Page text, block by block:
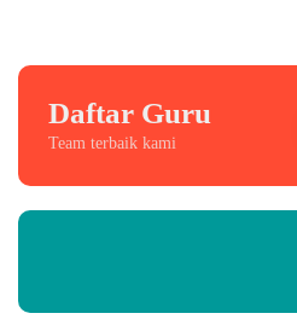
Daftar Guru
Team terbaik kami